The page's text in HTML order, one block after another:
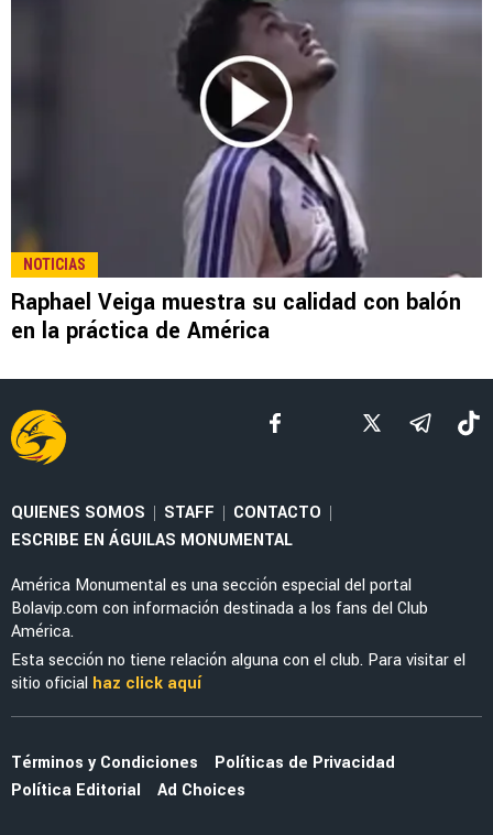
LEE TAMBIÉN
ESTADÍSTICAS
Raphael Veiga e Isaías Violante entre los
mejores creadores del Apertura 2026